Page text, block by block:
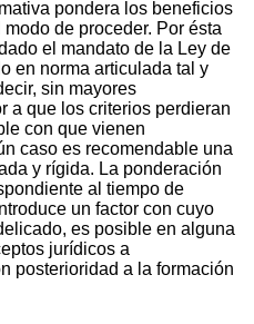
pondera los beneficios
de proceder. Por ésta
el mandato de la Ley de
en norma articulada tal y
sin mayores
a que los criterios perdieran
con que vienen
caso es recomendable una
y rígida. La ponderación
al tiempo de
un factor con cuyo
es posible en alguna
jurídicos a
posterioridad a la formación